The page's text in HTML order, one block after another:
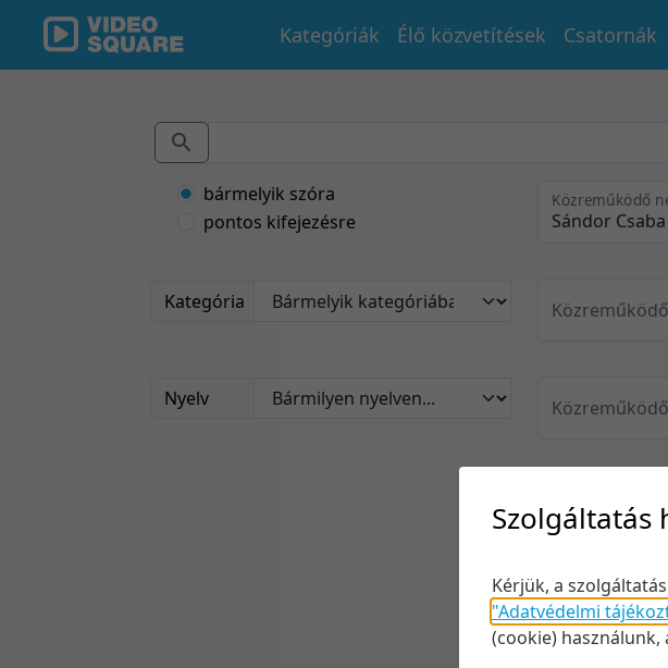
Kategóriák Élő közvetítések Csatornák
bármelyik szóra
pontos kifejezésre
Kategória
Nyelv
Közreműködő
Szolgáltatás
Kérjük, a
"Adatvédelmi
(cookie) használunk,